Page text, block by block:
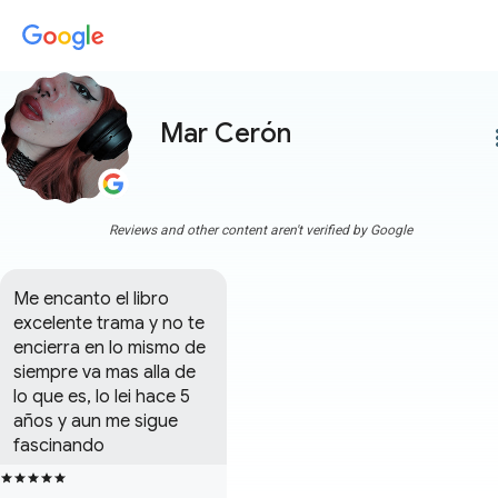
Mar Cerón
Reviews and other content aren't verified by Google
Me encanto el libro
excelente trama y no te
encierra en lo mismo de
siempre va mas alla de
lo que es, lo lei hace 5
años y aun me sigue
fascinando